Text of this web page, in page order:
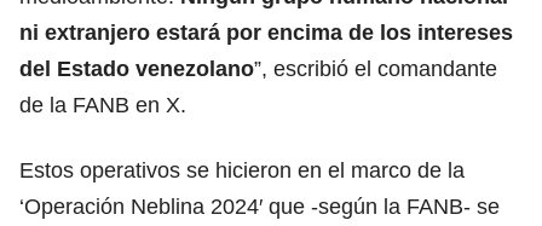
ni extranjero estará por encima de los intereses
del Estado venezolano”, escribió el comandante
de la FANB en X.
Estos operativos se hicieron en el marco de la
‘Operación Neblina 2024′ que -según la FANB- se